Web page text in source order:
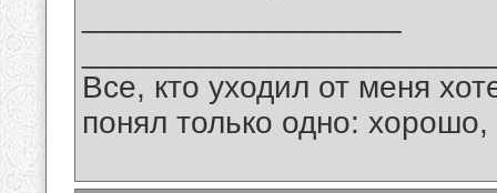
Все, кто уходил от меня
понял только одно: